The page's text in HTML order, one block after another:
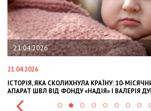
21.04.2026
21.04.2026
ІСТОРІЯ, ЯКА СКОЛИХНУЛА КРАЇНУ: 10-
АПАРАТ ШВЛ ВІД ФОНДУ «НАДІЯ» І ВАЛЕРІЯ